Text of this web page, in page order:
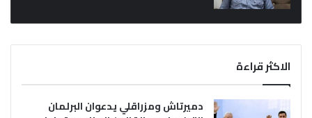
الاكثر قراءة
دميرتاش ومزراقلي يدعوان البرلمان